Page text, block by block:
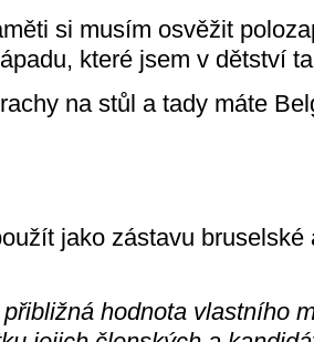
si musím osvěžit
které jsem v dětství
na stůl a tady máte
jako zástavu
hodnota vlastního